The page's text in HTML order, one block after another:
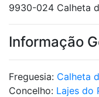
9930-024 Calheta
Informação
Freguesia: Calheta
Concelho: Lajes do